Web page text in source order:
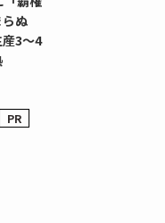
ぬ
産3～4